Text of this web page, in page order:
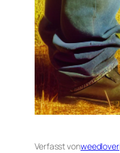
Verfasst vonweedlover